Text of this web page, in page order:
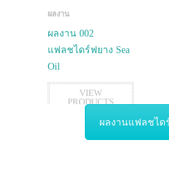
ผลงาน
ผลงาน 002
แฟลชไดร์ฟยาง Sea
Oil
VIEW
PRODUCTS
ผลงานแฟลชได